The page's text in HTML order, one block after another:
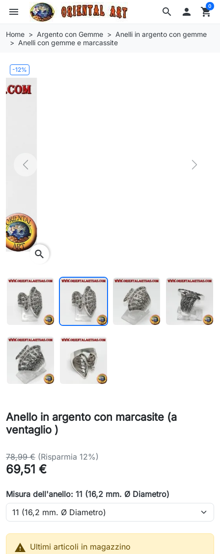
search
menu  shopping_cart
0
Home Argento con Gemme
Anelli in argento con gemme
Anelli con gemme e marcassite
-12%
Previous Next
Anello in argento con marcasite (a
ventaglio )
78,99 € (Risparmia 12%)
69,51 €
Misura dell'anello: 11 (16,2 mm. Ø Diametro)
 Ultimi articoli in magazzino